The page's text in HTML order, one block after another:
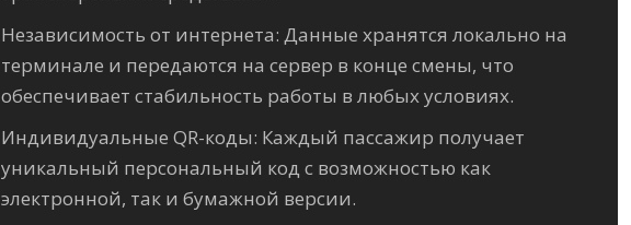
Независимость от интернета: Данные хранятся локально на
терминале и передаются на сервер в конце смены, что
обеспечивает стабильность работы в любых условиях.
Индивидуальные QR-коды: Каждый пассажир получает
уникальный персональный код с возможностью как
электронной, так и бумажной версии.